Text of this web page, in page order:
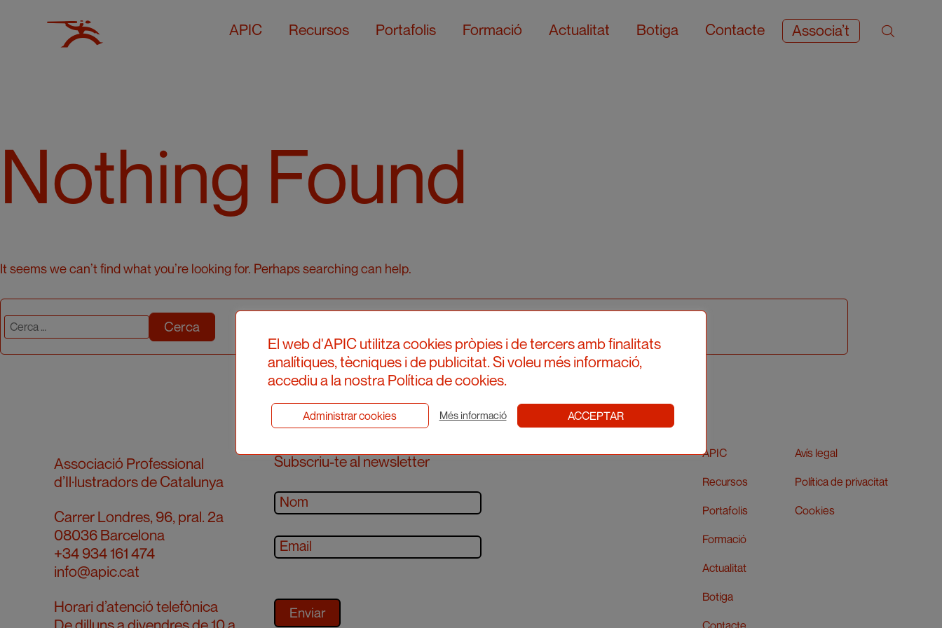
APIC Recursos Portafolis Formació Actualitat Botiga Contacte Associa’t
Nothing Found
It seems we can’t find what you’re looking for. Perhaps searching can help.
Cerca:
Associació Professional
d’Il·lustradors de Catalunya
Carrer Londres, 96, pral. 2a
08036 Barcelona
+34 934 161 474
info@apic.cat
Horari d’atenció telefònica
De dilluns a divendres de 10 a
Subscriu-te al newsletter APIC
Recursos
Portafolis
Formació
Actualitat
Botiga
Avís legal
Política de privacitat
Cookies
El web d'APIC utilitza cookies pròpies i de tercers amb finalitats
analítiques, tècniques i de publicitat. Si voleu més informació,
accediu a la nostra Política de cookies.
Administrar cookies Més informació ACCEPTAR